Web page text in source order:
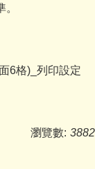
6格)_列印設定
瀏覽數: 3882